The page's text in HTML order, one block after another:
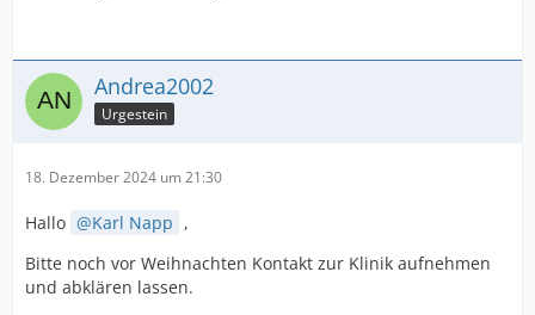
Andrea2002
Urgestein
18. Dezember 2024 um 21:30
Hallo Karl Napp ,
Bitte noch vor Weihnachten Kontakt zur Klinik aufnehmen
und abklären lassen.